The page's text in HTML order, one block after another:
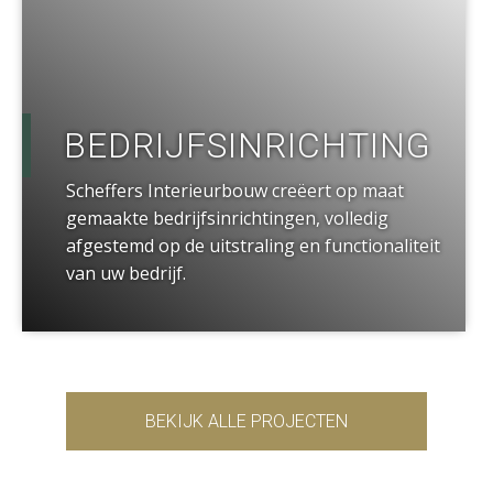
BEDRIJFSINRICHTING
Scheffers Interieurbouw creëert op maat
gemaakte bedrijfsinrichtingen, volledig
afgestemd op de uitstraling en functionaliteit
van uw bedrijf.
BEKIJK ALLE PROJECTEN